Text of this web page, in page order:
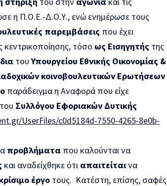
η Π.Ο.Ε.-Δ.Ο.Υ., ενώ ενημέρωσε τους
παρεμβάσεις που έχει
κεντρικοποίησης, τόσο ως Εισηγητής της
τουΥπουργείου Εθνικής Οικονομίας &
κοινοβουλευτικών Ερωτήσεων
παράδειγμα η Αναφορά που είχε
Συλλόγου Εφοριακών Δυτικής
UserFiles/c0d5184d-7550-4265-8e0b-
προβλήματα που καλούνται να
και αναδείχθηκε ότι απαιτείταινα
έργο τους. Κατέστη, επίσης, σαφές